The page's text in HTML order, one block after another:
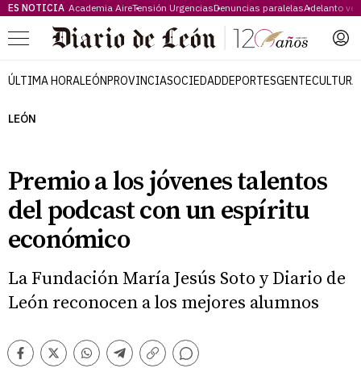
ES NOTICIA Academia AireTensión UrgenciasDenuncias paralelasAdelanto
Menú
ÚLTIMA HORALEÓNPROVINCIASOCIEDADDEPORTESGENTECULTURA
LEÓN
Premio a los jóvenes talentos
del podcast con un espíritu
económico
La Fundación María Jesús Soto y Diario de
León reconocen a los mejores alumnos
Facebook
TwitterWhatsappTelegram
Copiar
Comentarios